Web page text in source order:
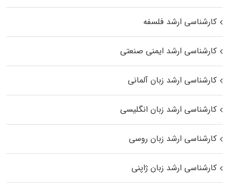
کارشناسی ارشد فلسفه
کارشناسی ارشد ایمنی صنعتی
کارشناسی ارشد زبان آلمانی
کارشناسی ارشد زبان انگلیسی
کارشناسی ارشد زبان روسی
کارشناسی ارشد زبان ژاپنی